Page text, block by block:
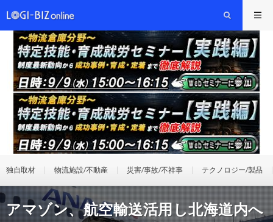
独自取材 物流施設/不動産 災害/事故/不祥事 テクノロジー/製品
アマゾン、航空輸送活用し北海道内へ